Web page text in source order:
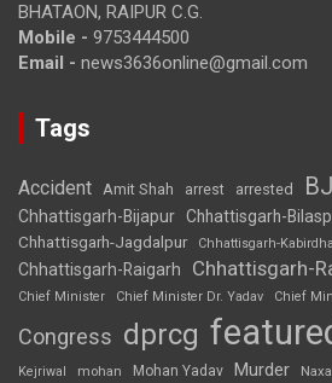
BHATAON, RAIPUR C.G.
Mobile - 9753444500
Email - news3636online@gmail.com
Tags
Accident Amit Shah arrest arrested
Chhattisgarh-Bijapur Chhattisgarh-
Chhattisgarh-Jagdalpur Chhattisgarh-
Chhattisgarh-Raigarh Chhattisgarh-
Chief Minister
Chief Minister Dr. Yadav Chief
Congress dprcg
Kejriwal mohan Mohan Yadav Murder